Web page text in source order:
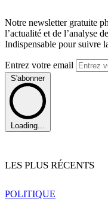
Notre newsletter gratuite
l’actualité et de l’analyse
Indispensable pour suivre
Entrez votre email
S'abonner
Loading...
LES PLUS RÉCENTS
POLITIQUE